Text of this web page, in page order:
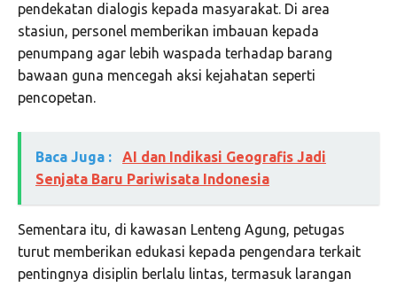
pendekatan dialogis kepada masyarakat. Di area
stasiun, personel memberikan imbauan kepada
penumpang agar lebih waspada terhadap barang
bawaan guna mencegah aksi kejahatan seperti
pencopetan.
Baca Juga :
AI dan Indikasi Geografis Jadi
Senjata Baru Pariwisata Indonesia
Sementara itu, di kawasan Lenteng Agung, petugas
turut memberikan edukasi kepada pengendara terkait
pentingnya disiplin berlalu lintas, termasuk larangan